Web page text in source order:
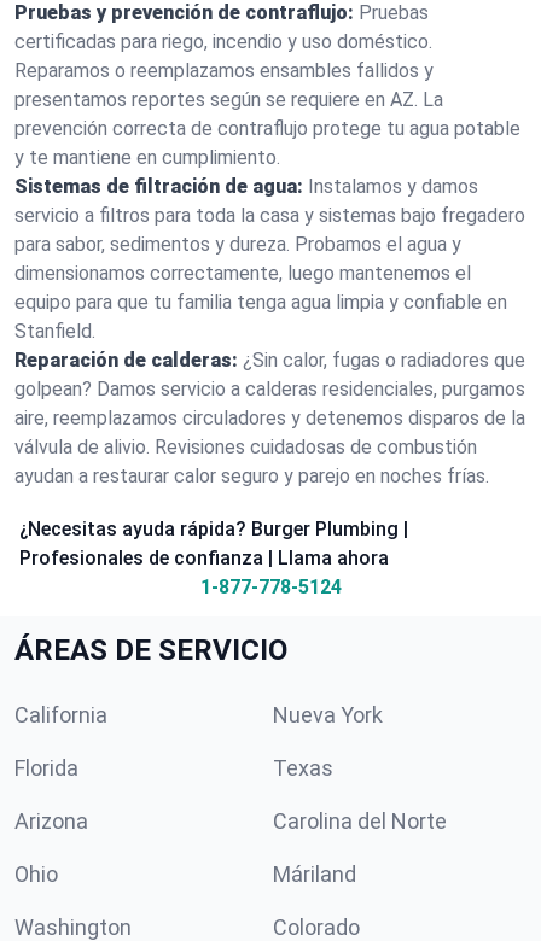
Pruebas y prevención de contraflujo: Pruebas
certificadas para riego, incendio y uso doméstico.
Reparamos o reemplazamos ensambles fallidos y
presentamos reportes según se requiere en AZ. La
prevención correcta de contraflujo protege tu agua potable
y te mantiene en cumplimiento.
Sistemas de filtración de agua: Instalamos y damos
servicio a filtros para toda la casa y sistemas bajo fregadero
para sabor, sedimentos y dureza. Probamos el agua y
dimensionamos correctamente, luego mantenemos el
equipo para que tu familia tenga agua limpia y confiable en
Stanfield.
Reparación de calderas: ¿Sin calor, fugas o radiadores que
golpean? Damos servicio a calderas residenciales, purgamos
aire, reemplazamos circuladores y detenemos disparos de la
válvula de alivio. Revisiones cuidadosas de combustión
ayudan a restaurar calor seguro y parejo en noches frías.
¿Necesitas ayuda rápida? Burger Plumbing |
Profesionales de confianza | Llama ahora
1-877-778-5124
ÁREAS DE SERVICIO
California Nueva York
Florida Texas
Arizona Carolina del Norte
Ohio Máriland
Washington Colorado